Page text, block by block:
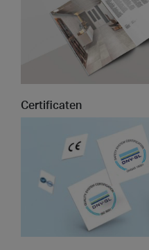
Certificaten